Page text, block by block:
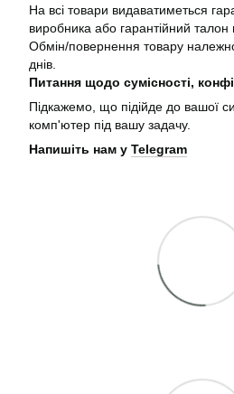
На всі товари видаватиметься
виробника або гарантійний талон
Обмін/повернення товару
днів.
Питання щодо сумісності,
Підкажемо, що підійде до вашої
комп'ютер під вашу задачу.
Напишіть нам у Telegram